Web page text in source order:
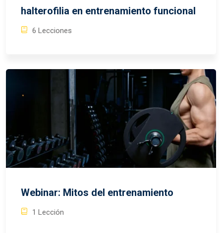
halterofilia en entrenamiento funcional
6 Lecciones
Webinar: Mitos del entrenamiento
1 Lección